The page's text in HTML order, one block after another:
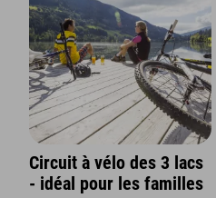
Circuit à vélo des 3 lacs
- idéal pour les familles